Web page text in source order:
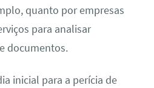
quanto por empresas
para analisar
documentos.
inicial para a perícia de